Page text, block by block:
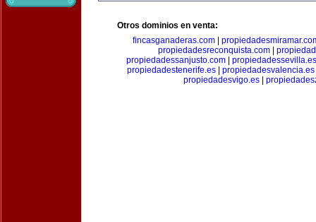
Otros dominios en venta:
fincasganaderas.com
propiedadesreconquista.com
propiedadessanjusto.com| propiedadessevilla.es
propiedadestenerife.es| propiedadesvalencia.es
propiedadesvigo.es|